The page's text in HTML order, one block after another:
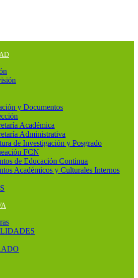
y Documentos
Académica
Administrativa
de Investigación y Posgrado
FCN
de Educación Continua
Académicos y Culturales Internos